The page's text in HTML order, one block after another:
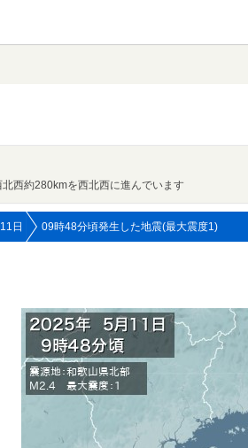
西約280kmを西北西に進んでいます
日 09時48分頃発生した地震(最大震度1)